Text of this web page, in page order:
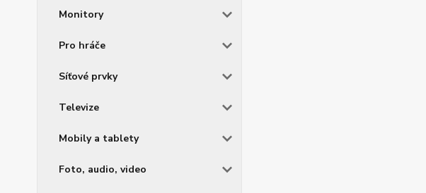
Monitory
Pro hráče
Síťové prvky
Televize
Mobily a tablety
Foto, audio, video